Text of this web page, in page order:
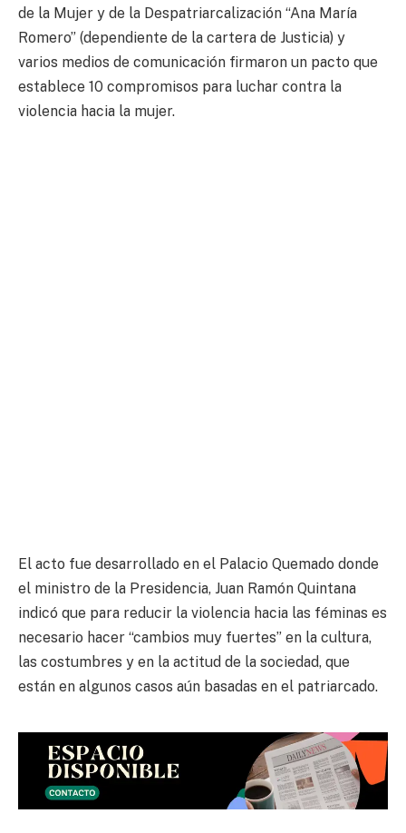
de la Mujer y de la Despatriarcalización “Ana María
Romero” (dependiente de la cartera de Justicia) y
varios medios de comunicación firmaron un pacto que
establece 10 compromisos para luchar contra la
violencia hacia la mujer.
El acto fue desarrollado en el Palacio Quemado donde
el ministro de la Presidencia, Juan Ramón Quintana
indicó que para reducir la violencia hacia las féminas es
necesario hacer “cambios muy fuertes” en la cultura,
las costumbres y en la actitud de la sociedad, que
están en algunos casos aún basadas en el patriarcado.